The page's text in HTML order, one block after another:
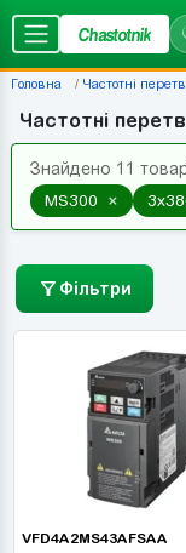
Chastotnik
Головна Частотні
Частотні
Знайдено 11
MS300
×
Фільтри
VFD4A2MS43AFSAA